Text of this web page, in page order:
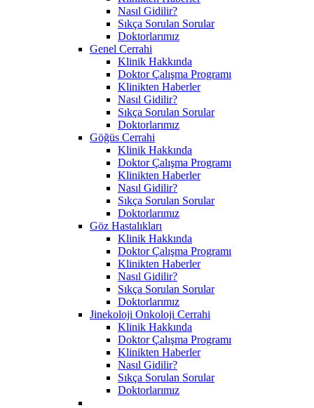
Nasıl Gidilir?
Sıkça Sorulan Sorular
Doktorlarımız
Genel Cerrahi
Klinik Hakkında
Doktor Çalışma Programı
Klinikten Haberler
Nasıl Gidilir?
Sıkça Sorulan Sorular
Doktorlarımız
Göğüs Cerrahi
Klinik Hakkında
Doktor Çalışma Programı
Klinikten Haberler
Nasıl Gidilir?
Sıkça Sorulan Sorular
Doktorlarımız
Göz Hastalıkları
Klinik Hakkında
Doktor Çalışma Programı
Klinikten Haberler
Nasıl Gidilir?
Sıkça Sorulan Sorular
Doktorlarımız
Jinekoloji Onkoloji Cerrahi
Klinik Hakkında
Doktor Çalışma Programı
Klinikten Haberler
Nasıl Gidilir?
Sıkça Sorulan Sorular
Doktorlarımız